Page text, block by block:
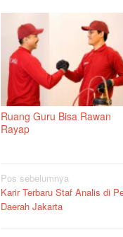
Ruang Guru Bisa Rawan
Rayap
Navigasi
pos
Pos sebelumnya
Karir Terbaru Staf Analis di
Daerah Jakarta